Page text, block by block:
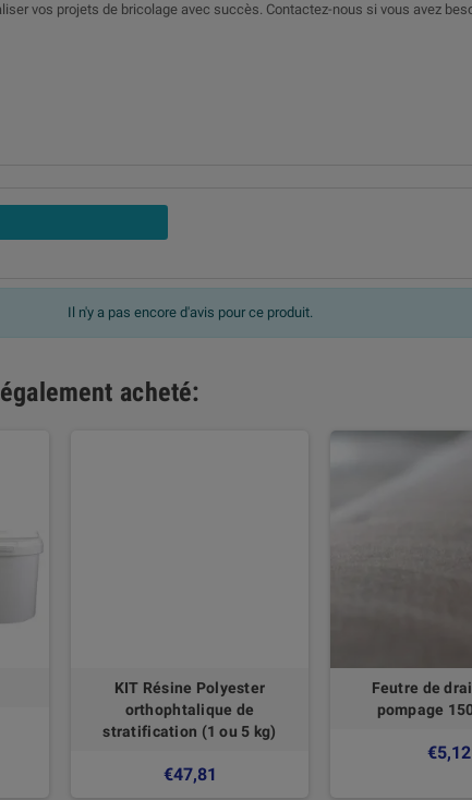
vos projets de bricolage avec succès. Contactez-nous si vous avez
Il n'y a pas encore d'avis pour ce produit.
acheté:
KIT Résine Polyester
orthophtalique de
stratification (1 ou 5 kg)
€47,81
Feutre de
pompage
€5,12